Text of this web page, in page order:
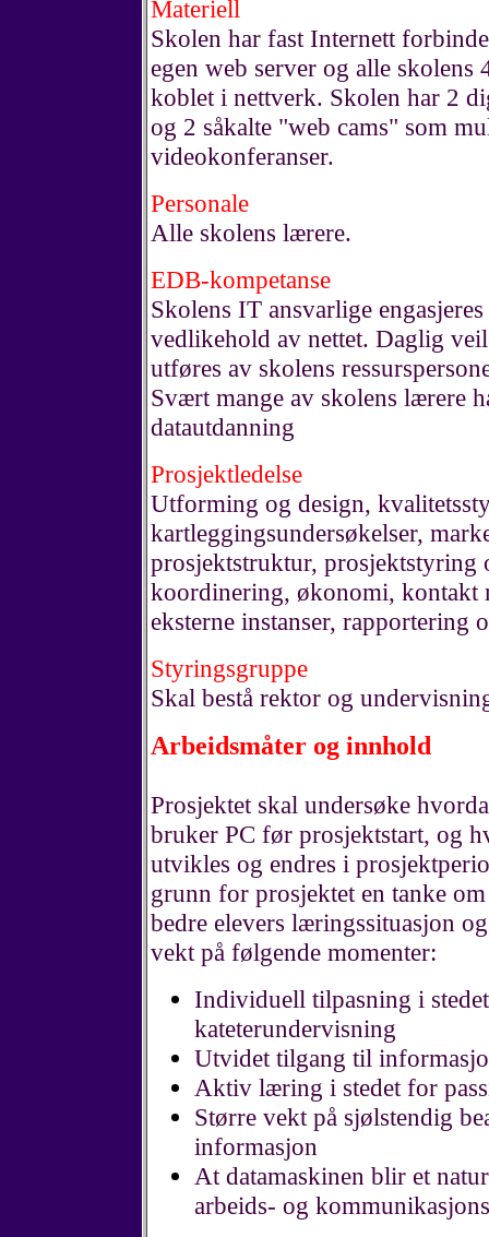
Materiell
Skolen har fast Internett
egen web server og alle skolens
koblet i nettverk. Skolen har 2
og 2 såkalte "web cams" som
videokonferanser.
Personale
Alle skolens lærere.
EDB-kompetanse
Skolens IT ansvarlige
vedlikehold av nettet. Daglig
utføres av skolens
Svært mange av skolens lærere
datautdanning
Prosjektledelse
Utforming og design,
kartleggingsundersøkelser,
prosjektstruktur, prosjektstyring
koordinering, økonomi, kontakt
eksterne instanser,
Styringsgruppe
Skal bestå rektor og
Arbeidsmåter og innhold
Prosjektet skal undersøke
bruker PC før prosjektstart, og
utvikles og endres i
grunn for prosjektet en tanke
bedre elevers læringssituasjon
vekt på følgende momenter:
Individuell tilpasning i
kateterundervisning
Utvidet tilgang til
Aktiv læring i stedet for
Større vekt på sjølstendig
informasjon
At datamaskinen blir et
arbeids- og